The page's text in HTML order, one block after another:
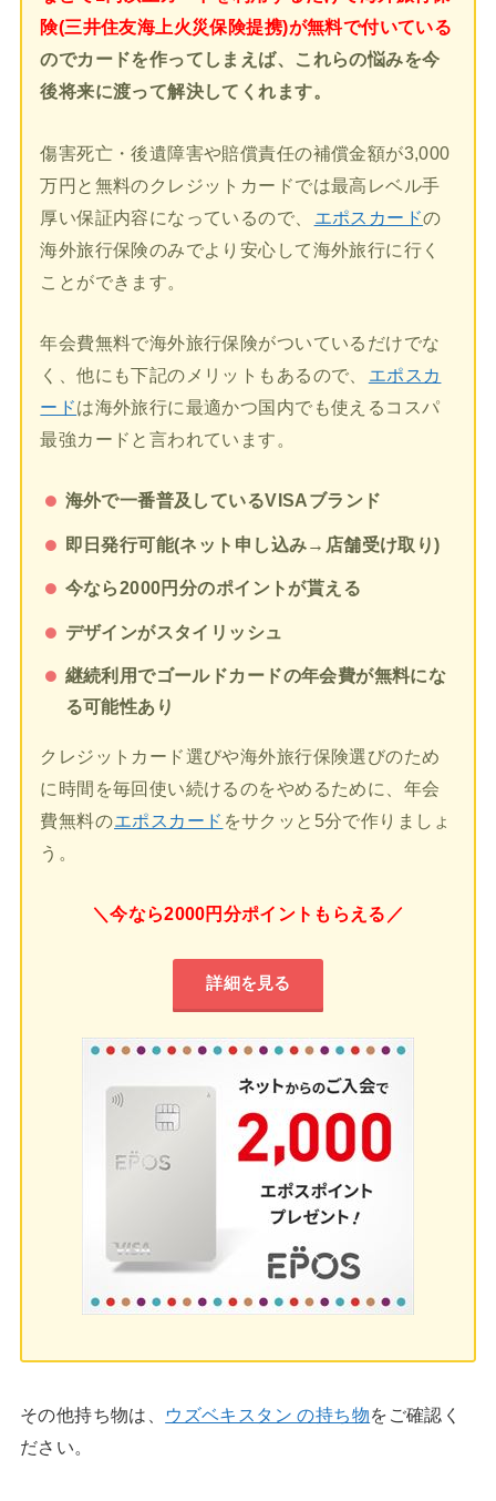
険(三井住友海上火災保険提携)が無料で付いている
のでカードを作ってしまえば、これらの悩みを今
後将来に渡って解決してくれます。
傷害死亡・後遺障害や賠償責任の補償金額が3,000
万円と無料のクレジットカードでは最高レベル手
厚い保証内容になっているので、
エポスカードの
海外旅行保険のみでより安心して海外旅行に行く
ことができます。
年会費無料で海外旅行保険がついているだけでな
く、他にも下記のメリットもあるので、
エポスカ
ードは海外旅行に最適かつ国内でも使えるコスパ
最強カードと言われています。
海外で一番普及しているVISAブランド
即日発行可能(ネット申し込み→店舗受け取り)
今なら2000円分のポイントが貰える
デザインがスタイリッシュ
継続利用でゴールドカードの年会費が無料にな
る可能性あり
クレジットカード選びや海外旅行保険選びのため
に時間を毎回使い続けるのをやめるために、年会
費無料のエポスカード をサクッと5分で作りましょ
う。
＼今なら2000円分ポイントもらえる／
詳細を見る
その他持ち物は、 ウズベキスタン の持ち物をご確認く
ださい。